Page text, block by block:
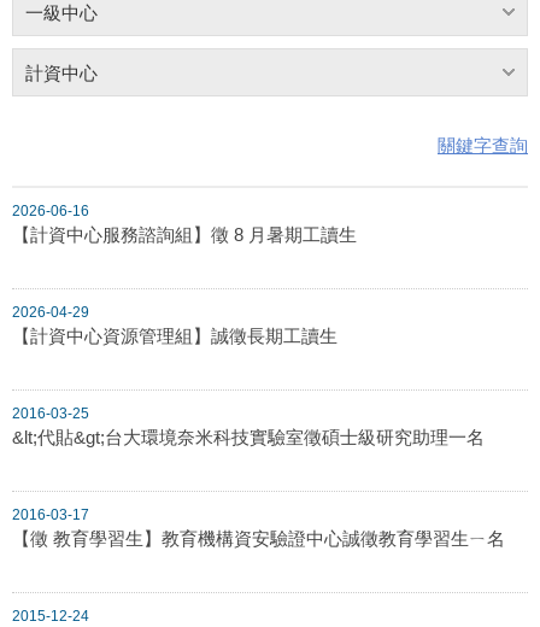
一級中心
計資中心
關鍵字查詢
2026-06-16
【計資中心服務諮詢組】徵 8 月暑期工讀生
2026-04-29
【計資中心資源管理組】誠徵長期工讀生
2016-03-25
&lt;代貼&gt;台大環境奈米科技實驗室徵碩士級研究助理一名
2016-03-17
【徵 教育學習生】教育機構資安驗證中心誠徵教育學習生ㄧ名
2015-12-24